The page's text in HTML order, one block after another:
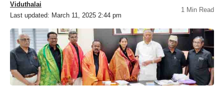
Last updated: March 11, 2025 2:44 pm
Viduthalai
1 Min Read